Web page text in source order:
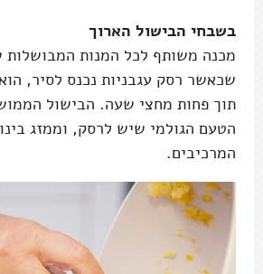
בשבחי הבישול הארוך
מכנה משותף לכל המנות המבושלות
שכאשר רסק עגבניות נכנס לסיר,
תוך פחות מחצי שעה. הבישול
הטעם הגולמי שיש לרסק, וממזג
המרכיבים.